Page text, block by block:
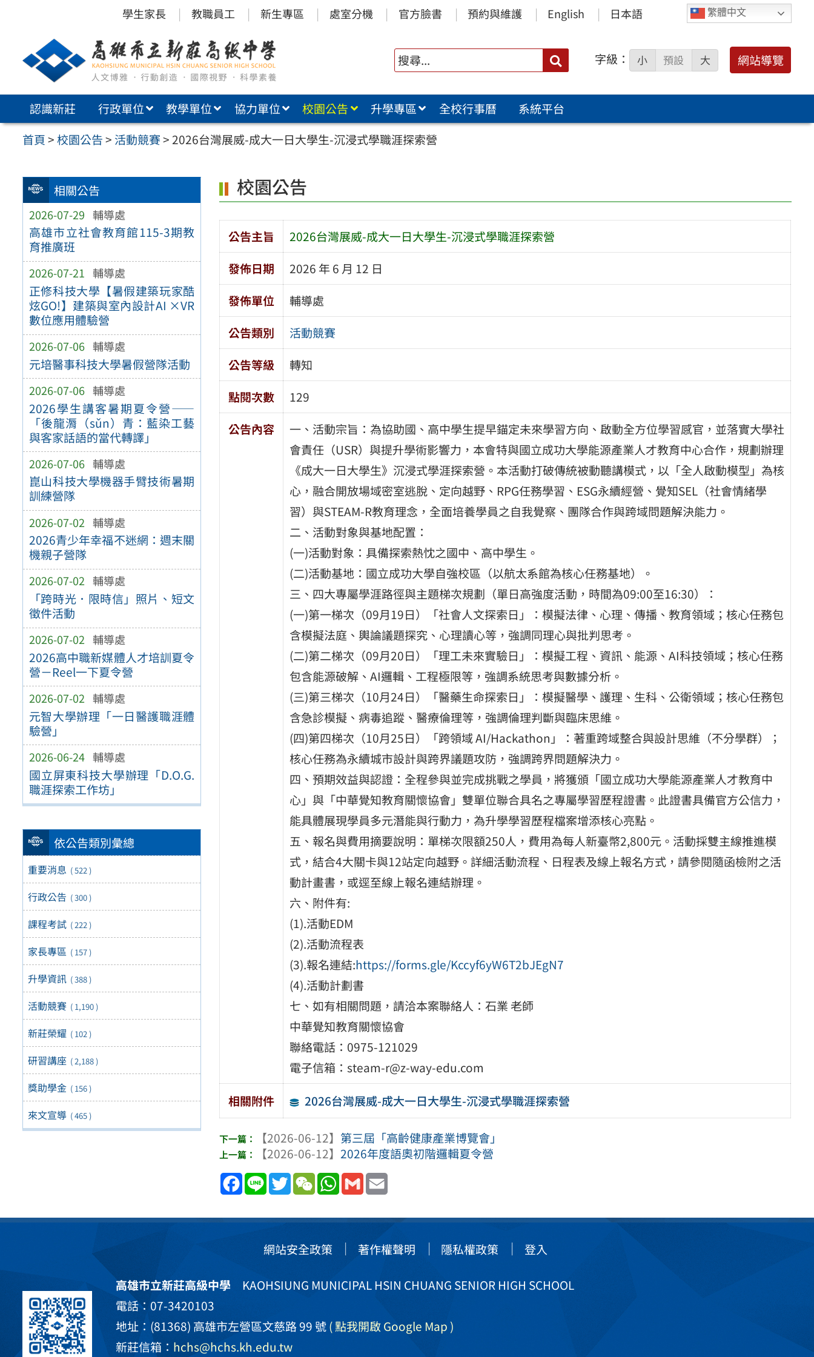
內
繁體中文
學生家長 教職員工 新生專區 處室分機 官方臉書 預約與維護 English 日本語
搜
尋：
字級： 小 預設 大 網站導覽
認識新莊 行政單位 教學單位 協力單位 校園公告 升學專區 全校行事曆
系統平台
首頁>校園公告> 活動競賽>2026台灣展威-成大一日大學生-沉浸式學職涯探索營
相關公告
2026-07-29 輔導處
高雄市立社會教育館115-3期教
育推廣班
2026-07-21 輔導處
正修科技大學【暑假建築玩家酷
炫GO!】建築與室內設計AI ×VR
數位應用體驗營
2026-07-06 輔導處
元培醫事科技大學暑假營隊活動
2026-07-06 輔導處
2026學生講客暑期夏令營——
「後龍漘（sǔn）青：藍染工藝
與客家話語的當代轉譯」
2026-07-06 輔導處
崑山科技大學機器手臂技術暑期
訓練營隊
2026-07-02 輔導處
2026青少年幸福不迷網：週末關
機親子營隊
2026-07-02 輔導處
「跨時光．限時信」照片、短文
徵件活動
2026-07-02 輔導處
2026高中職新媒體人才培訓夏令
營－Reel一下夏令營
2026-07-02 輔導處
元智大學辦理「一日醫護職涯體
驗營」
2026-06-24 輔導處
國立屏東科技大學辦理「D.O.G.
職涯探索工作坊」
依公告類別彙總
重要消息 ( 522 )
行政公告 ( 300 )
課程考試 ( 222 )
家長專區 ( 157 )
升學資訊 ( 388 )
活動競賽 ( 1,190 )
新莊榮耀 ( 102 )
研習講座 ( 2,188 )
獎助學金 ( 156 )
來文宣導 ( 465 )
校園公告
公告主旨
2026台灣展威-成大一日大學生-沉浸式學職涯探索營
發佈日期
2026 年 6 月 12 日
發佈單位
輔導處
公告類別
活動競賽
公告等級
轉知
點閱次數
129
公告內容
一、活動宗旨：為協助國、高中學生提早錨定未來學習方向、啟動全方位學習感官，並落實大學社
會責任（USR）與提升學術影響力，本會特與國立成功大學能源產業人才教育中心合作，規劃辦理
《成大一日大學生》沉浸式學涯探索營。本活動打破傳統被動聽講模式，以「全人啟動模型」為核
心，融合開放場域密室逃脫、定向越野、RPG任務學習、ESG永續經營、覺知SEL（社會情緒學
習）與STEAM-R教育理念，全面培養學員之自我覺察、團隊合作與跨域問題解決能力。
二、活動對象與基地配置：
(一)活動對象：具備探索熱忱之國中、高中學生。
(二)活動基地：國立成功大學自強校區（以航太系館為核心任務基地）。
三、四大專屬學涯路徑與主題梯次規劃（單日高強度活動，時間為09:00至16:30）：
(一)第一梯次（09月19日）「社會人文探索日」：模擬法律、心理、傳播、教育領域；核心任務包
含模擬法庭、輿論議題探究、心理讀心等，強調同理心與批判思考。
(二)第二梯次（09月20日）「理工未來實驗日」：模擬工程、資訊、能源、AI科技領域；核心任務
包含能源破解、AI邏輯、工程極限等，強調系統思考與數據分析。
(三)第三梯次（10月24日）「醫藥生命探索日」：模擬醫學、護理、生科、公衛領域；核心任務包
含急診模擬、病毒追蹤、醫療倫理等，強調倫理判斷與臨床思維。
(四)第四梯次（10月25日）「跨領域 AI/Hackathon」：著重跨域整合與設計思維（不分學群）；
核心任務為永續城市設計與跨界議題攻防，強調跨界問題解決力。
四、預期效益與認證：全程參與並完成挑戰之學員，將獲頒「國立成功大學能源產業人才教育中
心」與「中華覺知教育關懷協會」雙單位聯合具名之專屬學習歷程證書。此證書具備官方公信力，
能具體展現學員多元潛能與行動力，為升學學習歷程檔案增添核心亮點。
五、報名與費用摘要說明：單梯次限額250人，費用為每人新臺幣2,800元。活動採雙主線推進模
式，結合4大關卡與12站定向越野。詳細活動流程、日程表及線上報名方式，請參閱隨函檢附之活
動計畫書，或逕至線上報名連結辦理。
六、附件有:
(1).活動EDM
(2).活動流程表
(3).報名連結:https://forms.gle/Kccyf6yW6T2bJEgN7
(4).活動計劃書
七、如有相關問題，請洽本案聯絡人：石業 老師
中華覺知教育關懷協會
聯絡電話：0975-121029
電子信箱：steam-r@z-way-edu.com
相關附件
2026台灣展威-成大一日大學生-沉浸式學職涯探索營
【2026-06-12】 第三屆「高齡健康產業博覽會」
【2026-06-12】2026年度語奧初階邏輯夏令營
Facebook
Line TwitterWeChatWhatsApp
Gmail
網站安全政策 著作權聲明 隱私權政策 登入
高雄市立新莊高級中學KAOHSIUNG MUNICIPAL HSIN CHUANG SENIOR HIGH SCHOOL
電話：07-3420103
地址：(81368) 高雄市左營區文慈路 99 號( 點我開啟 Google Map )
新莊信箱： hchs@hchs.kh.edu.tw